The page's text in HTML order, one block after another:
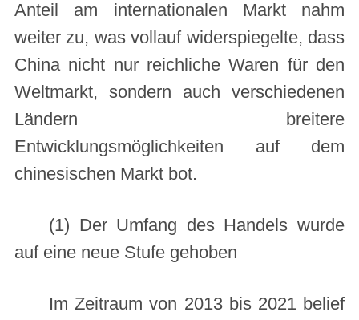
Anteil am internationalen Markt nahm
weiter zu, was vollauf widerspiegelte, dass
China nicht nur reichliche Waren für den
Weltmarkt, sondern auch verschiedenen
Ländern breitere
Entwicklungsmöglichkeiten auf dem
chinesischen Markt bot.
(1) Der Umfang des Handels wurde
auf eine neue Stufe gehoben
Im Zeitraum von 2013 bis 2021 belief